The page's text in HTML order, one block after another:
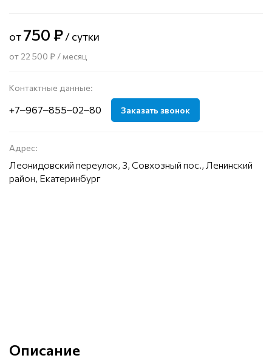
от750 ₽/ сутки
от 22 500 ₽ / месяц
Контактные данные:
+7‒967‒855‒02‒80 Заказать звонок
Адрес:
​Леонидовский переулок, 3, Совхозный пос., Ленинский
район, Екатеринбург
Описание